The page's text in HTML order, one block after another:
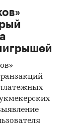
в
(включая
товаров
Данные